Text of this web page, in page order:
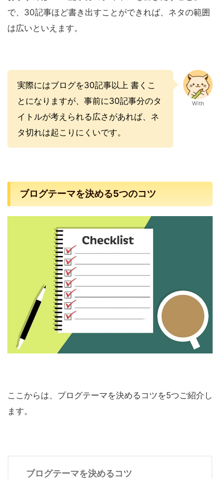
で、30記事ほど書き出すことができれば、ネタの範囲
は広いといえます。
実際にはブログを30記事以上 書くこ
とになりますが、事前に30記事分のタ
イトルが考えられる広さがあれば、ネ
タ切れは起こりにくいです。
With
ブログテーマを決める5つのコツ
ここからは、ブログテーマを決めるコツを5つご紹介し
ます。
ブログテーマを決めるコツ